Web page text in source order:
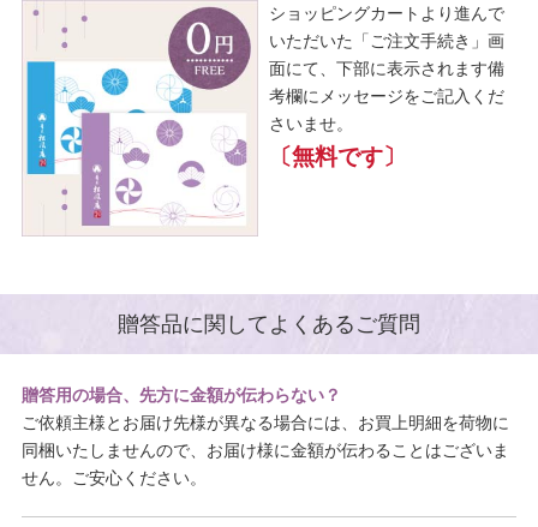
ショッピングカートより進んで
いただいた「ご注文手続き」画
面にて、下部に表示されます備
考欄にメッセージをご記入くだ
さいませ。
〔無料です〕
贈答品に関してよくあるご質問
贈答用の場合、先方に金額が伝わらない？
ご依頼主様とお届け先様が異なる場合には、お買上明細を荷物に
同梱いたしませんので、お届け様に金額が伝わることはございま
せん。ご安心ください。